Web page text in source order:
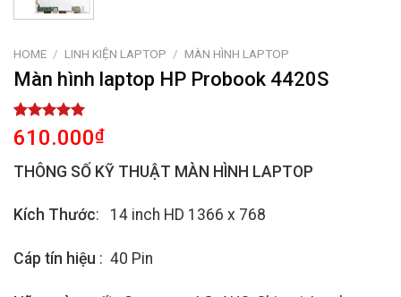
HOME / LINH KIỆN LAPTOP / MÀN HÌNH LAPTOP
Màn hình laptop HP Probook 4420S
Rated
5.00
out of 5
based on
1
customer
610.000₫
THÔNG SỐ KỸ THUẬT MÀN HÌNH LAPTOP
Kích Thước: 14 inch HD 1366 x 768
Cáp tín hiệu : 40 Pin